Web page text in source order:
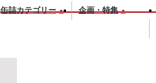
缶詰カテゴリー ▼ 企画・特集 ▼